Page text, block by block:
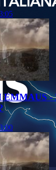
-